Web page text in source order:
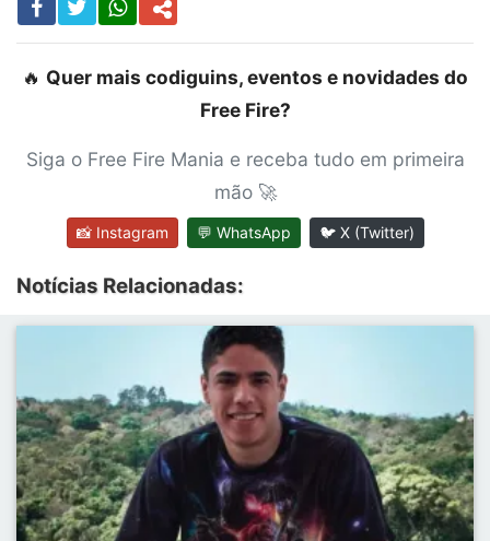
🔥 Quer mais codiguins, eventos e novidades do
Free Fire?
Siga o Free Fire Mania e receba tudo em primeira
mão 🚀
📸 Instagram 💬 WhatsApp 🐦 X (Twitter)
Notícias Relacionadas: